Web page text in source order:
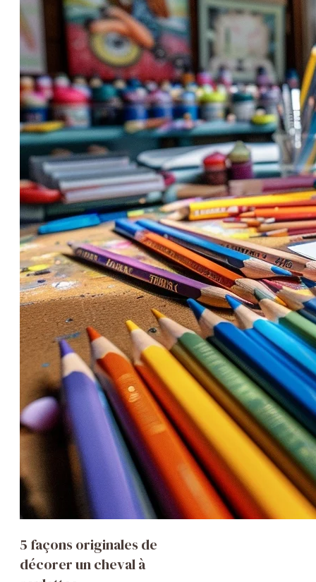
5 façons originales de
décorer un cheval à